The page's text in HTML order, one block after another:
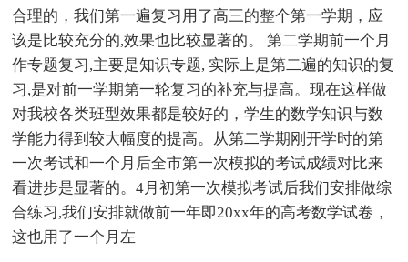
合理的，我们第一遍复习用了高三的整个第一学期，应
该是比较充分的,效果也比较显著的。 第二学期前一个月
作专题复习,主要是知识专题, 实际上是第二遍的知识的复
习,是对前一学期第一轮复习的补充与提高。现在这样做
对我校各类班型效果都是较好的，学生的数学知识与数
学能力得到较大幅度的提高。从第二学期刚开学时的第
一次考试和一个月后全市第一次模拟的考试成绩对比来
看进步是显著的。4月初第一次模拟考试后我们安排做综
合练习,我们安排就做前一年即20xx年的高考数学试卷，
这也用了一个月左